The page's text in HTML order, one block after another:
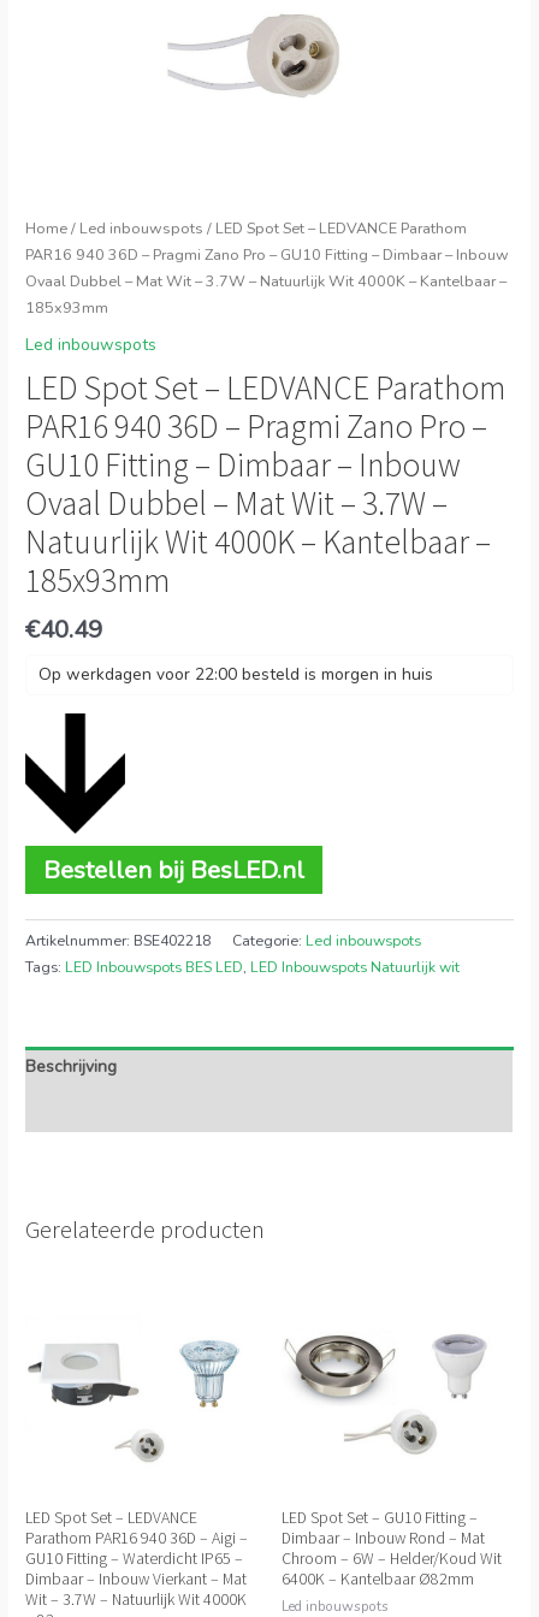
Home/ Led inbouwspots / LED Spot Set – LEDVANCE Parathom
PAR16 940 36D – Pragmi Zano Pro – GU10 Fitting – Dimbaar – Inbouw
Ovaal Dubbel – Mat Wit – 3.7W – Natuurlijk Wit 4000K – Kantelbaar –
185x93mm
Led inbouwspots
LED Spot Set – LEDVANCE Parathom
PAR16 940 36D – Pragmi Zano Pro –
GU10 Fitting – Dimbaar – Inbouw
Ovaal Dubbel – Mat Wit – 3.7W –
Natuurlijk Wit 4000K – Kantelbaar –
185x93mm
€40.49
Op werkdagen voor 22:00 besteld is morgen in huis
Bestellen bij BesLED.nl
Artikelnummer: BSE402218 Categorie: Led inbouwspots
Tags: LED Inbouwspots BES LED, LED Inbouwspots Natuurlijk wit
Beschrijving
Gerelateerde producten
LED Spot Set – LEDVANCE
Parathom PAR16 940 36D – Aigi –
GU10 Fitting – Waterdicht IP65 –
Dimbaar – Inbouw Vierkant – Mat
Wit – 3.7W – Natuurlijk Wit 4000K
LED Spot Set – GU10 Fitting –
Dimbaar – Inbouw Rond – Mat
Chroom – 6W – Helder/Koud Wit
6400K – Kantelbaar Ø82mm
Led inbouwspots